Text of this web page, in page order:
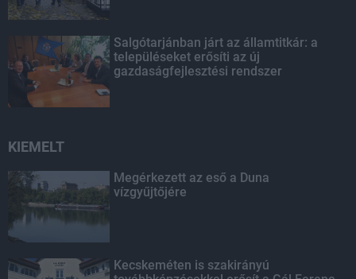
Salgótarjánban járt az államtitkár: a
településeket erősíti az új
gazdaságfejlesztési rendszer
KIEMELT
Megérkezett az eső a Duna
vízgyűjtőjére
Kecskeméten is szakirányú